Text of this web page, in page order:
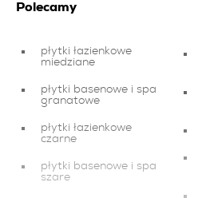
Polecamy
płytki łazienkowe
miedziane
płytki basenowe i spa
granatowe
płytki łazienkowe
czarne
płytki basenowe i spa
szare